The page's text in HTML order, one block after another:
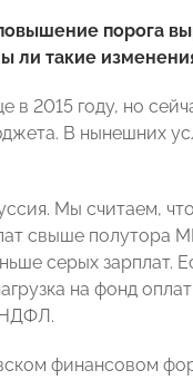
порога
ли такие
2015 году, но
В нынешних
Мы считаем,
свыше полутора
серых зарплат.
на фонд
НДФЛ.
финансовом